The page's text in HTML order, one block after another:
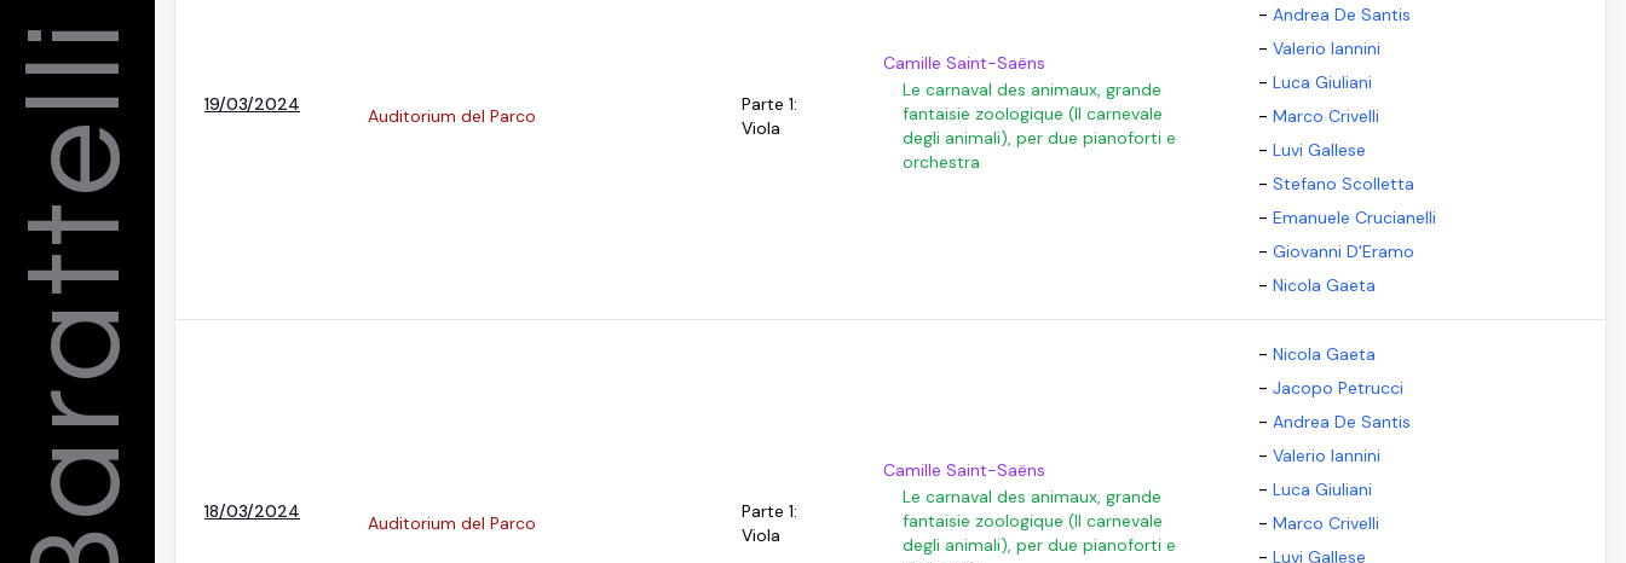
Barattelli 19/03/2024
Auditorium del Parco
Parte 1:
Viola
Camille Saint-Saëns
Le carnaval des animaux, grande
fantaisie zoologique (Il carnevale
degli animali), per due pianoforti e
orchestra
- Andrea De Santis
- Valerio Iannini
- Luca Giuliani
- Marco Crivelli
- Luvi Gallese
- Stefano Scolletta
- Emanuele Crucianelli
- Giovanni D'Eramo
- Nicola Gaeta
18/03/2024
Auditorium del Parco
Parte 1:
Viola
Camille Saint-Saëns
Le carnaval des animaux, grande
fantaisie zoologique (Il carnevale
degli animali), per due pianoforti e
- Nicola Gaeta
- Jacopo Petrucci
- Andrea De Santis
- Valerio Iannini
- Luca Giuliani
- Marco Crivelli
- Luvi Gallese